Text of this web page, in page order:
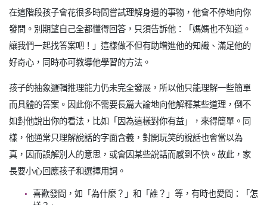
在這階段孩子會花很多時間嘗試理解身邊的事物，他會不停地向你
發問。別期望自己全都懂得回答，只須告訴他：「媽媽也不知道。
讓我們一起找答案吧！」這樣做不但有助增進他的知識、滿足他的
好奇心，同時亦可教導他學習的方法。
孩子的抽象邏輯推理能力仍未完全發展，所以他只能理解一些簡單
而具體的答案。因此你不需要長篇大論地向他解釋某些道理，倒不
如對他說出你的看法，比如「因為這樣對你有益」，來得簡單。同
樣，他通常只理解說話的字面含義，對開玩笑的說話也會當以為
真，因而誤解別人的意思，或會因某些說話而感到不快。故此，家
長要小心回應孩子和選擇用詞。
喜歡發問，如「為什麼？」和「誰？」等，有時也愛問：「怎